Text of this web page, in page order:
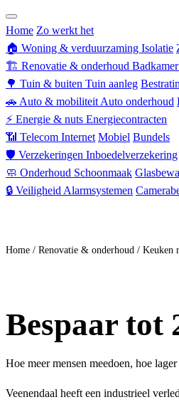
Home Zo werkt het
🏠 Woning & verduurzaming Isolatie
🏗 Renovatie & onderhoud
🌳 Tuin & buiten Tuin aanleg
🚗 Auto & mobiliteit Auto onderhoud
⚡ Energie & nuts Energiecontracten
📶 Telecom Internet Mobiel Bundels
🛡 Verzekeringen Inboedelverzekering
🧼 Onderhoud Schoonmaak
🔒 Veiligheid Alarmsystemen
Home / Renovatie & onderhoud / Keuken
Bespaar tot
Hoe meer mensen meedoen, hoe
Veenendaal heeft een industrieel